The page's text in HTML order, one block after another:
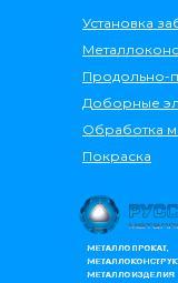
Установка
Продольно-
Доборные
Обработка
Покраска
МЕТАЛЛОПРОКАТ,
МЕТАЛЛОИЗДЕЛИЯ